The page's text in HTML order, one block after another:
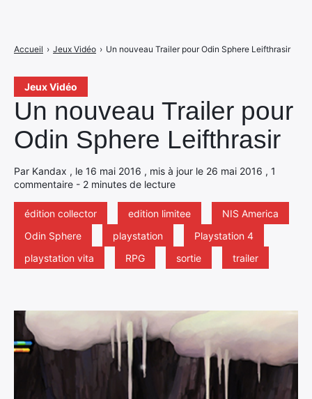
Jeux Vidéo
Un nouveau Trailer pour
Odin Sphere Leifthrasir
Par Kandax , le 16 mai 2016 , mis à jour le 26 mai 2016 , 1
commentaire - 2 minutes de lecture
édition collector edition limitee
NIS America
Odin Sphere
playstation
Playstation 4
playstation vita
RPG sortie trailer
Accueil › Jeux Vidéo › Un nouveau Trailer pour Odin Sphere Leifthrasir